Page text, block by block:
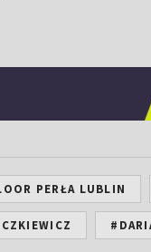
PERŁA LUBLIN